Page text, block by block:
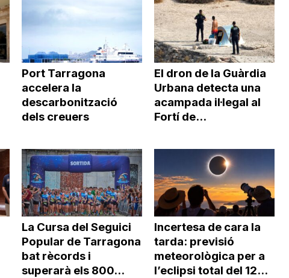
Port Tarragona
accelera la
descarbonització
dels creuers
El dron de la Guàrdia
Urbana detecta una
acampada il·legal al
Fortí de...
La Cursa del Seguici
Popular de Tarragona
bat rècords i
superarà els 800...
Incertesa de cara la
tarda: previsió
meteorològica per a
l’eclipsi total del 12...